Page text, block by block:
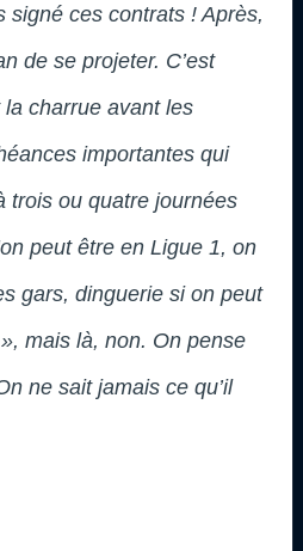
signé ces contrats ! Après,
de se projeter. C’est
charrue avant les
importantes qui
trois ou quatre journées
peut être en Ligue 1, on
gars, dinguerie si on peut
mais là, non. On pense
ne sait jamais ce qu’il